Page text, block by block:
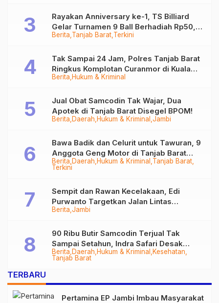
Berita Tanjab Barat Terkini
Rayakan Anniversary ke-1, TS Billiard
Gelar Turnamen 9 Ball Berhadiah Rp50,8
Juta
Berita Hukum & Kriminal
Tak Sampai 24 Jam, Polres Tanjab Barat
Ringkus Komplotan Curanmor di Kuala
Tungkal
Berita Daerah Hukum & Kriminal Jambi
Jual Obat Samcodin Tak Wajar, Dua
Apotek di Tanjab Barat Disegel BPOM!
Berita Daerah Hukum & Kriminal Tanjab Barat
Terkini
Bawa Badik dan Celurit untuk Tawuran, 9
Anggota Geng Motor di Tanjab Barat
Diringkus
Berita Jambi
Sempit dan Rawan Kecelakaan, Edi
Purwanto Targetkan Jalan Lintas
Tungkal-Jambi Mulus di 2028
Berita Daerah Hukum & Kriminal
Kesehatan
Tanjab Barat
90 Ribu Butir Samcodin Terjual Tak
Sampai Setahun, Indra Safari Desak
Audit Menyeluruh
TERBARU
Pertamina EP Jambi Imbau Masyarakat